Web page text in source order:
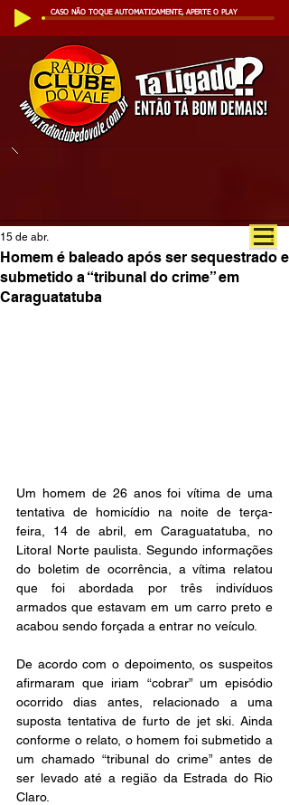
CASO NÃO TOQUE AUTOMATICAMENTE, APERTE O PLAY
Homem é baleado após ser sequestrado e
submetido a “tribunal do crime” em
Caraguatatuba
15 de abr.
Um homem de 26 anos foi vítima de uma
tentativa de homicídio na noite de terça-
feira, 14 de abril, em Caraguatatuba, no
Litoral Norte paulista. Segundo informações
do boletim de ocorrência, a vítima relatou
que foi abordada por três indivíduos
armados que estavam em um carro preto e
acabou sendo forçada a entrar no veículo.
De acordo com o depoimento, os suspeitos
afirmaram que iriam “cobrar” um episódio
ocorrido dias antes, relacionado a uma
suposta tentativa de furto de jet ski. Ainda
conforme o relato, o homem foi submetido a
um chamado “tribunal do crime” antes de
ser levado até a região da Estrada do Rio
Claro.